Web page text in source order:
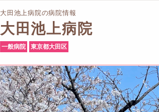
大田池上病院の病院情報
大田池上病院
一般病院 東京都大田区